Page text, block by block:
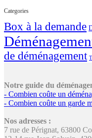
Categories
Box à la demande
de déménagement
Notre guide du
- Combien coûte un
- Combien coûte un garde
Nos adresses :
7 rue de Pérignat, 63800